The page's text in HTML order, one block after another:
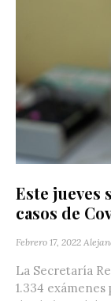
Este jueves
casos de
Febrero 17, 2022
La Secretaría
1.334